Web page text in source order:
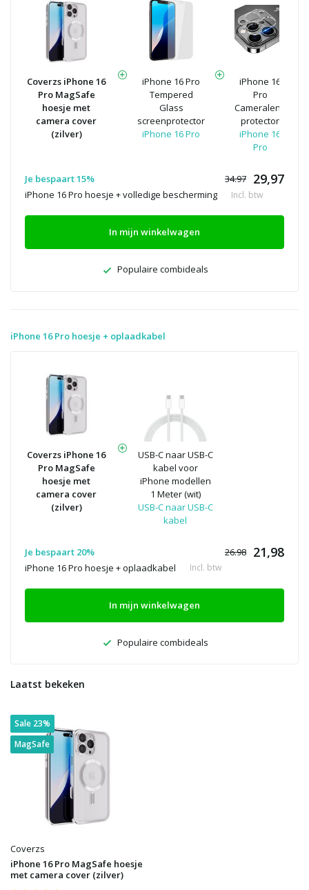
Coverzs iPhone 16
Pro MagSafe
hoesje met
camera cover
(zilver)
iPhone 16 Pro
Tempered
Glass
screenprotector
iPhone 16 Pro
iPhone 16
Pro
Cameralens
protector
iPhone 16
Pro
Je bespaart 15% 34.97 29,97
iPhone 16 Pro hoesje + volledige bescherming Incl. btw
In mijn winkelwagen
Populaire combideals
iPhone 16 Pro hoesje + oplaadkabel
Coverzs iPhone 16
Pro MagSafe
hoesje met
camera cover
(zilver)
USB-C naar USB-C
kabel voor
iPhone modellen
1 Meter (wit)
USB-C naar USB-C
kabel
Je bespaart 20% 26.98 21,98
iPhone 16 Pro hoesje + oplaadkabel Incl. btw
In mijn winkelwagen
Populaire combideals
Laatst bekeken
Sale 23%
MagSafe
Coverzs
iPhone 16 Pro MagSafe hoesje
met camera cover (zilver)